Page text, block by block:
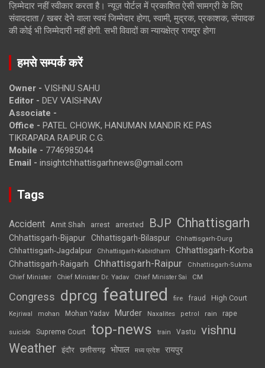
ज़िम्मेदार नहीं स्वीकार करता है। न्यूज़ पोर्टल में प्रकाशित ऐसी सामग्री के लिए
संवाददाता / खबर देने वाला स्वयं जिम्मेदार होगा, स्वामी, मुद्रक, प्रकाशक, संपादक
की कोई भी जिम्मेदारी नहीं होगी. सभी विवादों का न्यायक्षेत्र रायपुर होगा
हमसे सम्पर्क करें
Owner - VISHNU SAHU
Editor - DEV VAISHNAV
Associate -
Office - PATEL CHOWK, HANUMAN MANDIR KE PAS
TIKRAPARA RAIPUR C.G.
Mobile - 7746985044
Email - insightchhattisgarhnews@gmail.com
Tags
Accident Amit Shah arrest arrested BJP Chhattisgarh
Chhattisgarh-Bijapur Chhattisgarh-Bilaspur Chhattisgarh-Durg
Chhattisgarh-Jagdalpur Chhattisgarh-Kabirdham Chhattisgarh-Korba
Chhattisgarh-Raigarh Chhattisgarh-Raipur
Chhattisgarh-Sukma
Chief Minister
Chief Minister Dr. Yadav Chief Minister Sai CM
Congress dprcg featured fire fraud High Court
Kejriwal mohan Mohan Yadav Murder Naxalites petrol rain rape
suicide Supreme Court top-news train Vastu vishnu
Weather इंदौर छत्तीसगढ़ भोपाल मध्य प्रदेश रायपुर